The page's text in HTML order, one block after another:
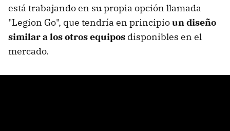
está trabajando en su propia opción llamada
"Legion Go", que tendría en principioun diseño
similar a los otros equipos disponibles en el
mercado.